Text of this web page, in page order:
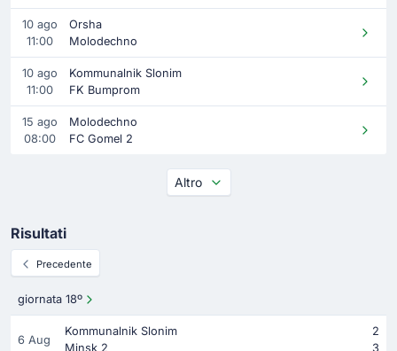
10 ago
11:00
Orsha
Molodechno
10 ago
11:00
Kommunalnik Slonim
FK Bumprom
15 ago
08:00
Molodechno
FC Gomel 2
Altro
Risultati
Precedente
giornata 18º
6 Aug
Kommunalnik Slonim
2
Minsk 2
3